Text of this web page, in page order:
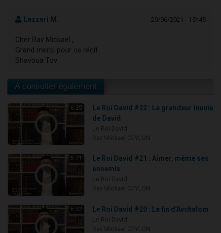
Lazzari M. 20/06/2021 - 15h45
Cher Rav Mickael ,
Grand merci pour ce récit
Shavoua Tov
A consulter également
6:25
Le Roi David #22 : La grandeur inouïe
de David
5:21
Le Roi David #21 : Aimer, même ses
ennemis
6:02 Le Roi David #20 : La fin d'Avchalom